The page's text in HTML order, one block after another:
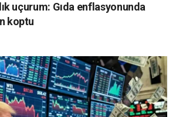
uçurum: Gıda enflasyonunda
koptu